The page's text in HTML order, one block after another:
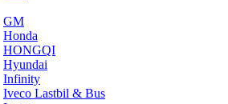
GM
Honda
HONGQI
Hyundai
Infinity
Iveco Lastbil & Bus